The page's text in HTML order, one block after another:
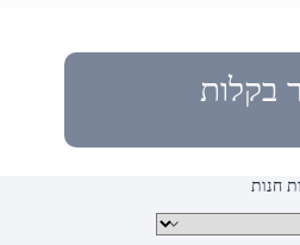
בקלות
חנות
קטגוריות מוצרים